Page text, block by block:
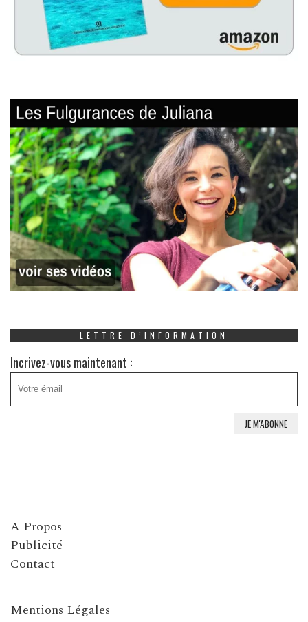
LETTRE D’INFORMATION
Incrivez-vous maintenant :
A Propos
Publicité
Contact
Mentions Légales